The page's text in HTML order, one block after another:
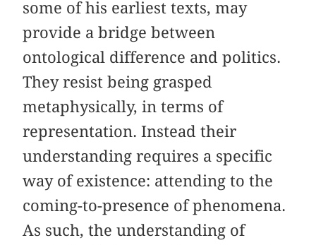
some of his earliest texts, may
provide a bridge between
ontological difference and politics.
They resist being grasped
metaphysically, in terms of
representation. Instead their
understanding requires a specific
way of existence: attending to the
coming-to-presence of phenomena.
As such, the understanding of